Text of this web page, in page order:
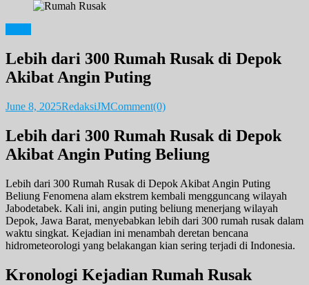
Lebih dari 300 Rumah Rusak di Depok
Akibat Angin Puting
June 8, 2025RedaksiJMComment(0)
Lebih dari 300 Rumah Rusak di Depok
Akibat Angin Puting Beliung
Lebih dari 300 Rumah Rusak di Depok Akibat Angin Puting
Beliung Fenomena alam ekstrem kembali mengguncang wilayah
Jabodetabek. Kali ini, angin puting beliung menerjang wilayah
Depok, Jawa Barat, menyebabkan lebih dari 300 rumah rusak dalam
waktu singkat. Kejadian ini menambah deretan bencana
hidrometeorologi yang belakangan kian sering terjadi di Indonesia.
Kronologi Kejadian Rumah Rusak